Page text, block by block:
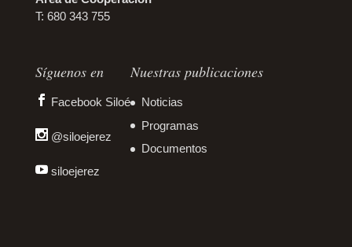
T: 680 343 755
Síguenos en
Facebook Siloé
@siloejerez
siloejerez
Nuestras publicaciones
Noticias
Programas
Documentos